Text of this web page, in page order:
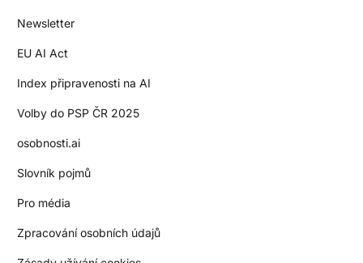
Newsletter
EU AI Act
Index připravenosti na AI
Volby do PSP ČR 2025
osobnosti.ai
Slovník pojmů
Pro média
Zpracování osobních údajů